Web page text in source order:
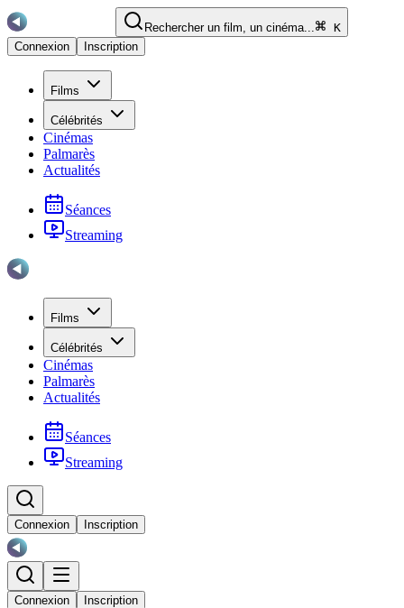
Rechercher un film, un cinéma...
K
Connexion
Inscription
Films
Célébrités
Cinémas
Palmarès
Actualités
Séances
Streaming
Films
Célébrités
Cinémas
Palmarès
Actualités
Séances
Streaming
Connexion Inscription
Connexion Inscription